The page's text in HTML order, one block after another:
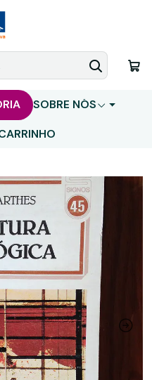
SOBRE NÓS